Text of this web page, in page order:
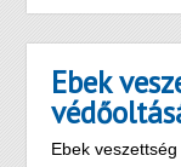
Ebek
Ebek